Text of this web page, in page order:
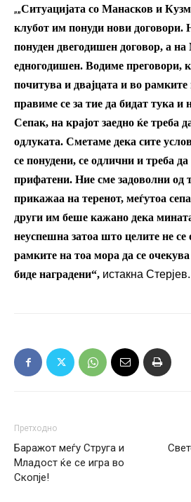
„„Ситуацијата со Манасков и
клубот им понуди нови договори.
понуден двегодишен договор, а
едногодишен. Водиме преговори,
почитува и двајцата и во
правиме се за тие да бидат тука и
Сепак, на крајот заедно ќе треба
одлуката. Сметаме дека сите
се понудени, се одлични и треба да
прифатени. Ние сме задоволни од
прикажаа на теренот, меѓутоа
други им беше кажано дека
неуспешна затоа што целите не се
рамките на тоа мора да се
биде наградени“, истакна Стерјев.
Претходно
Баражот меѓу Струга и
Младост ќе се игра во
Скопје!